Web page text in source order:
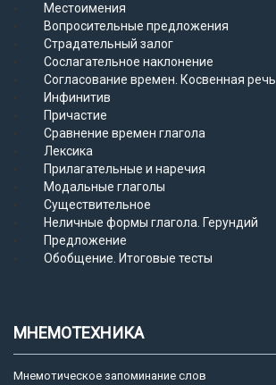
Местоимения
Вопросительные предложения
Страдательный залог
Сослагательное наклонение
Согласование времен. Косвенная речь.
Инфинитив
Причастие
Сравнение времен глагола
Лексика
Прилагательные и наречия
Модальные глаголы
Существительное
Неличные формы глагола. Герундий
Предложение
Обобщение. Итоговые тесты
МНЕМОТЕХНИКА
Мнемотическое запоминание слов